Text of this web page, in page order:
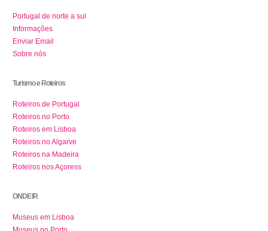
Portugal de norte a sul
Informações
Enviar Email
Sobre nós
Turismo e Roteiros
Roteiros de Portugal
Roteiros no Porto
Roteiros em Lisboa
Roteiros no Algarve
Roteiros na Madeira
Roteiros nos Açoress
ONDE IR
Museus em Lisboa